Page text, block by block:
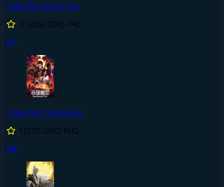
Thần Ấn Vương Tọa
0 (208/208) FHD
#7
Thôn Phệ Tinh Không
1 (235/280) FHD
#8